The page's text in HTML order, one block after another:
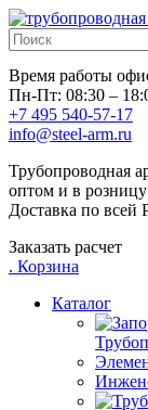
Время работы
Пн-Пт: 08:30 –
+7 495 540-57-17
info@steel-arm.ru
Трубопроводная
оптом и в розницу
Доставка по всей
Заказать расчет
. Корзина
Каталог